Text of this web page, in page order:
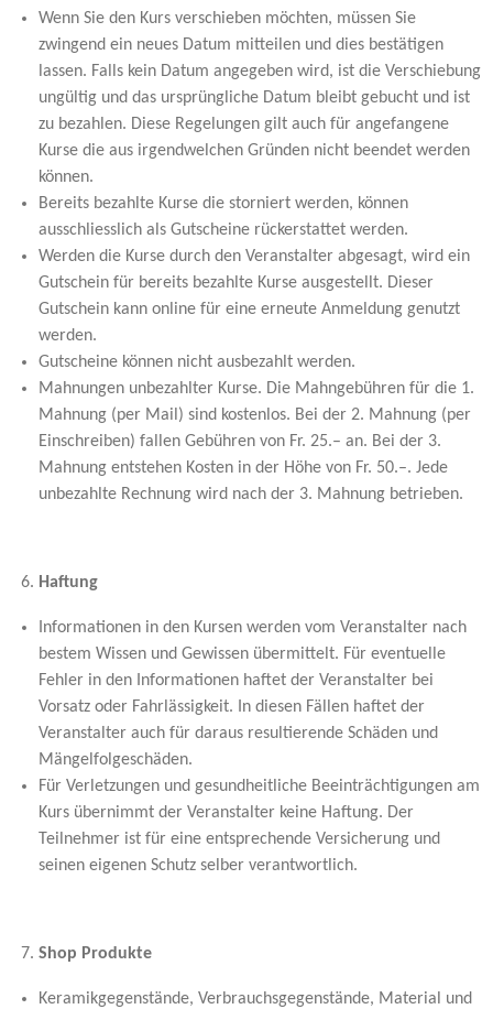
Wenn Sie den Kurs verschieben möchten, müssen Sie
zwingend ein neues Datum mitteilen und dies bestätigen
lassen. Falls kein Datum angegeben wird, ist die Verschiebung
ungültig und das ursprüngliche Datum bleibt gebucht und ist
zu bezahlen. Diese Regelungen gilt auch für angefangene
Kurse die aus irgendwelchen Gründen nicht beendet werden
können.
Bereits bezahlte Kurse die storniert werden, können
ausschliesslich als Gutscheine rückerstattet werden.
Werden die Kurse durch den Veranstalter abgesagt, wird ein
Gutschein für bereits bezahlte Kurse ausgestellt. Dieser
Gutschein kann online für eine erneute Anmeldung genutzt
werden.
Gutscheine können nicht ausbezahlt werden.
Mahnungen unbezahlter Kurse. Die Mahngebühren für die 1.
Mahnung (per Mail) sind kostenlos. Bei der 2. Mahnung (per
Einschreiben) fallen Gebühren von Fr. 25.– an. Bei der 3.
Mahnung entstehen Kosten in der Höhe von Fr. 50.–. Jede
unbezahlte Rechnung wird nach der 3. Mahnung betrieben.
Haftung
Informationen in den Kursen werden vom Veranstalter nach
bestem Wissen und Gewissen übermittelt. Für eventuelle
Fehler in den Informationen haftet der Veranstalter bei
Vorsatz oder Fahrlässigkeit. In diesen Fällen haftet der
Veranstalter auch für daraus resultierende Schäden und
Mängelfolgeschäden.
Für Verletzungen und gesundheitliche Beeinträchtigungen am
Kurs übernimmt der Veranstalter keine Haftung. Der
Teilnehmer ist für eine entsprechende Versicherung und
seinen eigenen Schutz selber verantwortlich.
Shop Produkte
Keramikgegenstände, Verbrauchsgegenstände, Material und